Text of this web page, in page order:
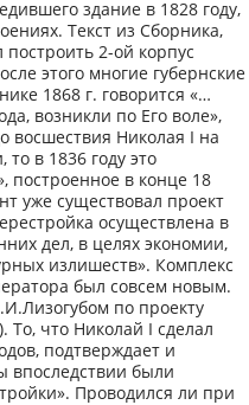
здание в 1828 году,
Текст из Сборника,
2-ой корпус
этого многие губернские
1868 г. говорится «…
возникли по Его воле»,
восшествия Николая I на
в 1836 году это
построенное в конце 18
уже существовал проект
осуществлена в
дел, в целях экономии,
излишеств». Комплекс
был совсем новым.
по проекту
То, что Николай I сделал
подтверждает и
были
Проводился ли при